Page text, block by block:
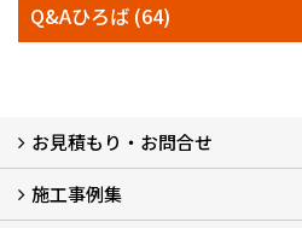
Q&Aひろば (64)
お見積もり・お問合せ
LINEで概算見積もり
チャットで質問
問い合わせフォームから
オンライン相談
電話で相談
無料現地調査をご希望の方
施工事例集